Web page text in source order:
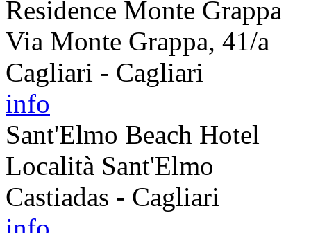
Residence Monte Grappa
Via Monte Grappa, 41/a
Cagliari - Cagliari
info
Sant'Elmo Beach Hotel
Località Sant'Elmo
Castiadas - Cagliari